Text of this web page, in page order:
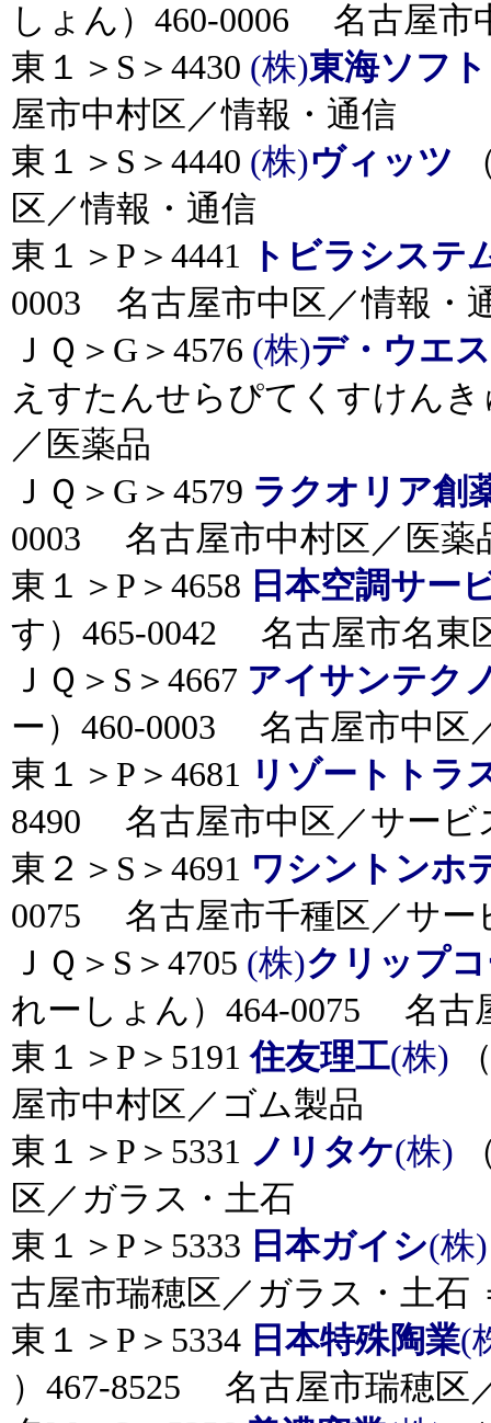
しょん）460-0006 名古屋市
東１＞S＞4430 (株)東海ソフト
屋市中村区／情報・通信
東１＞S＞4440 (株)ヴィッツ
区／情報・通信
東１＞P＞4441
トビラシステ
0003 名古屋市中区／情報・
ＪＱ＞G＞4576 (株)デ・ウエ
えすたんせらぴてくすけんき
／医薬品
ＪＱ＞G＞4579 ラクオリア創
0003 名古屋市中村区／医薬
東１＞P＞4658 日本空調サー
す）465-0042 名古屋市名東
ＪＱ＞S＞4667 アイサンテク
ー）460-0003 名古屋市中区
東１＞P＞4681 リゾートトラ
8490 名古屋市中区／サービ
東２＞S＞4691 ワシントンホ
0075 名古屋市千種区／サー
ＪＱ＞S＞4705 (株)クリップ
れーしょん）464-0075 名古
東１＞P＞5191住友理工(株)
屋市中村区／ゴム製品
東１＞P＞5331 ノリタケ(株)
区／ガラス・土石
東１＞P＞5333 日本ガイシ(株)
古屋市瑞穂区／ガラス・土石
東１＞P＞5334 日本特殊陶業(
）467-8525 名古屋市瑞穂区